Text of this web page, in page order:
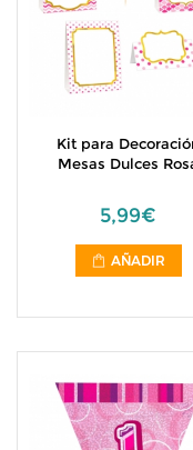
Kit para
Mesas Dulces
5,99€
AÑADIR